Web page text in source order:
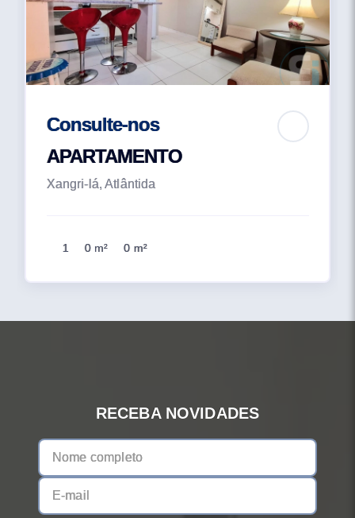
Consulte-nos
APARTAMENTO
Xangri-lá, Atlântida
1 0 m² 0 m²
RECEBA NOVIDADES